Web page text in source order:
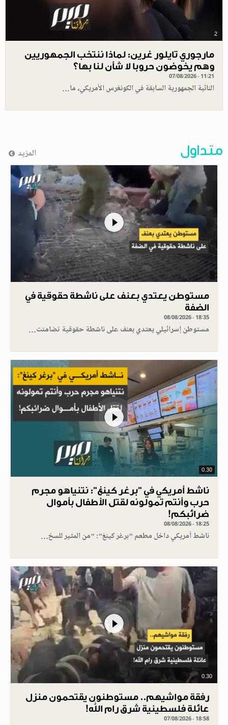
2
مارجوري تايلور غرين: لماذا ننتخب الجمهوريين
وهم يخوضون حروبا لا شأن لنا بها؟
07/08/2026 - 11:21
النائبة الجمهورية السابقة في الكونغرس الأمريكي، ما…
متداول المزيد
مستوطن يعتدي بعنف على ناشطة حقوقية في
الضفة
08/08/2026 - 18:35
مستوطن إسرائيلي يعتدي بعنف على ناشطة حقوقية تضامنت…
0.30
ناشط أمريكي في "برغر كينغ": نتنياهو مجرم
حرب وأنتم تمولونه لقتل الأطفال بأموال
ضرائبكم!
08/08/2026 - 18:25
ناشط أمريكي داخل مطعم "برغر كينغ": "من المثير للسخ…
0.30
رفقة مواشيهم.. مستوطنون يقتحمون منزل
عائلة فلسطينية شرق رام الله!
07/08/2026 - 18:58